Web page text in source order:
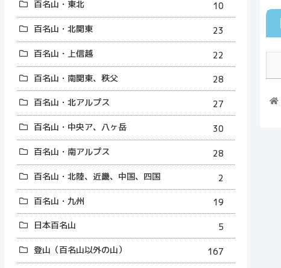
百名山・東北
10
百名山・北関東
23
百名山・上信越
22
百名山・南関東、秩父
28
百名山・北アルプス
27
百名山・中央ア、八ヶ岳
30
百名山・南アルプス
28
百名山・北陸、近畿、中国、四国
2
百名山・九州
19
日本百名山
5
登山（百名山以外の山）
167